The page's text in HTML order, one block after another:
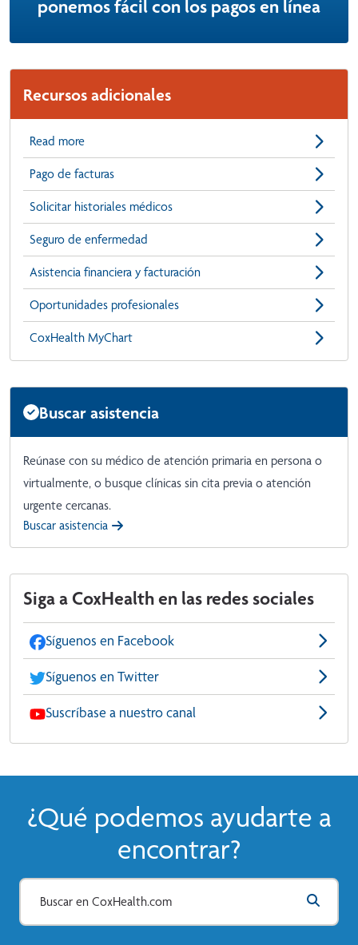
ponemos fácil con los pagos en línea
Recursos adicionales
Read more
Pago de facturas
Solicitar historiales médicos
Seguro de enfermedad
Asistencia financiera y facturación
Oportunidades profesionales
CoxHealth MyChart
Buscar asistencia
Reúnase con su médico de atención primaria en persona o
virtualmente, o busque clínicas sin cita previa o atención
urgente cercanas.
Buscar asistencia
Siga a CoxHealth en las redes sociales
Síguenos en Facebook
Síguenos en Twitter
Suscríbase a nuestro canal
¿Qué podemos ayudarte a
encontrar?